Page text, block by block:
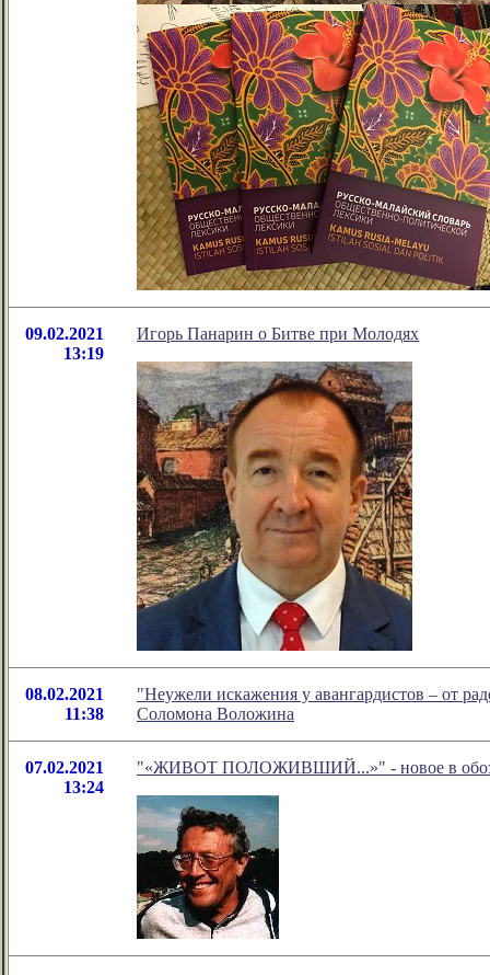
09.02.2021
13:19
Игорь Панарин о Битве при Молодях
08.02.2021
11:38
"Неужели искажения у авангардистов – от
Соломона Воложина
07.02.2021
13:24
"«ЖИВОТ ПОЛОЖИВШИЙ...»" - новое в